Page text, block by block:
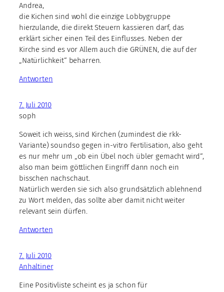
Andrea,
die Kichen sind wohl die einzige Lobbygruppe
hierzulande, die direkt Steuern kassieren darf, das
erklärt sicher einen Teil des Einflusses. Neben der
Kirche sind es vor Allem auch die GRÜNEN, die auf der
„Natürlichkeit“ beharren.
Antworten
7. Juli 2010
soph
Soweit ich weiss, sind Kirchen (zumindest die rkk-
Variante) soundso gegen in-vitro Fertilisation, also geht
es nur mehr um „ob ein Übel noch übler gemacht wird“,
also man beim göttlichen Eingriff dann noch ein
bisschen nachschaut.
Natürlich werden sie sich also grundsätzlich ablehnend
zu Wort melden, das sollte aber damit nicht weiter
relevant sein dürfen.
Antworten
7. Juli 2010
Anhaltiner
Eine Positivliste scheint es ja schon für